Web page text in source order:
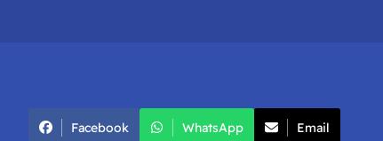
Facebook WhatsApp Email